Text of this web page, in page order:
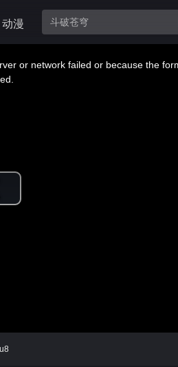
动漫
or network failed or because the